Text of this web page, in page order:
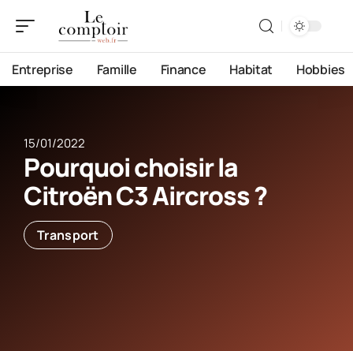
Entreprise Famille Finance Habitat Hobbies
15/01/2022
Pourquoi choisir la
Citroën C3 Aircross ?
Transport